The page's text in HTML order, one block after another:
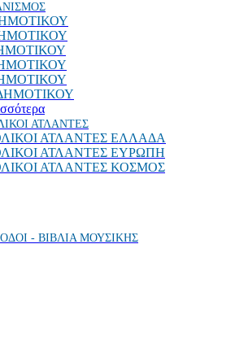
ΑΤΛΑΝΤΕΣ
ΑΤΛΑΝΤΕΣ ΕΛΛΑΔΑ
ΑΤΛΑΝΤΕΣ ΕΥΡΩΠΗ
ΑΤΛΑΝΤΕΣ ΚΟΣΜΟΣ
- ΒΙΒΛΙΑ ΜΟΥΣΙΚΗΣ